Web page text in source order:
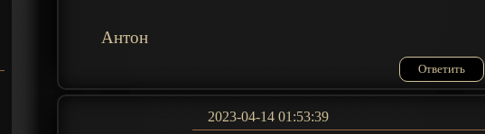
Антон
Ответить
2023-04-14 01:53:39